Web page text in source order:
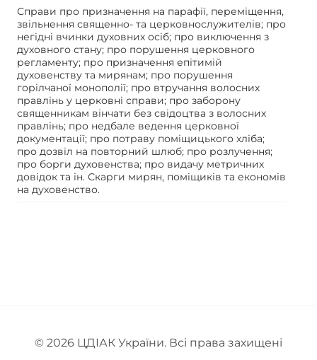
Справи про призначення на парафії, переміщення,
звільнення священно- та церковнослужителів; про
негідні вчинки духовних осіб; про виключення з
духовного стану; про порушення церковного
регламенту; про призначення епітимій
духовенству та мирянам; про порушення
горілчаної монополії; про втручання волосних
правлінь у церковні справи; про заборону
священникам вінчати без свідоцтва з волосних
правлінь; про недбале ведення церковної
документації; про потраву поміщицького хліба;
про дозвіл на повторний шлюб; про розлучення;
про борги духовенства; про видачу метричних
довідок та ін. Скарги мирян, поміщиків та економів
на духовенство.
© 2026 ЦДІАК України. Всі права захищені